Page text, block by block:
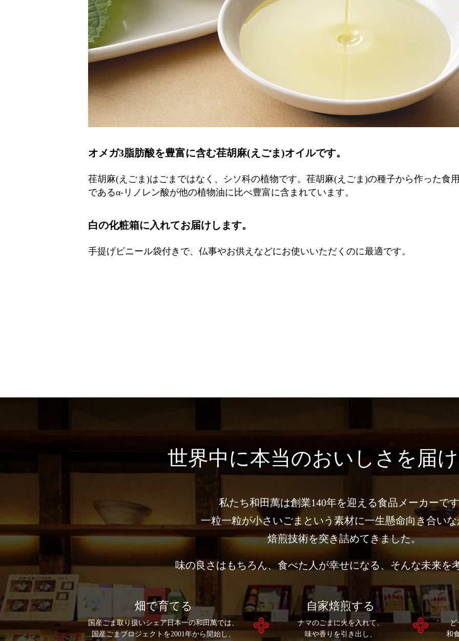
オメガ3脂肪酸を豊富に含む荏胡麻(えごま)オイルです。
荏胡麻(えごま)はごまではなく、シソ科の植物です。荏胡麻(えごま)の種子から作った食
であるα-リノレン酸が他の植物油に比べ豊富に含まれています。
白の化粧箱に入れてお届けします。
手提げビニール袋付きで、仏事やお供えなどにお使いいただくのに最適です。
世界中に本当のおいしさを届
私たち和⽥萬は創業140年を迎える⾷品メーカーで
⼀粒⼀粒が⼩さいごまという素材に⼀⽣懸命向き合い
焙煎技術を突き詰めてきました。
味の良さはもちろん、 ⾷べた⼈が幸せになる、 そんな未来を
畑で育てる
国産ごま取り扱いシェア日本一の和田萬では、
国産ごまプロジェクトを2001年から開始し、
自家焙煎する
ナマのごまに火を入れて、
味や香りを引き出し、
ど
和